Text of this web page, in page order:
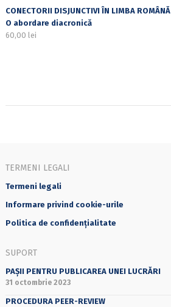
CONECTORII DISJUNCTIVI ÎN LIMBA ROMÂNĂ
O abordare diacronică
60,00 lei
TERMENI LEGALI
Termeni legali
Informare privind cookie-urile
Politica de confidențialitate
SUPORT
PAȘII PENTRU PUBLICAREA UNEI LUCRĂRI
31 octombrie 2023
PROCEDURA PEER-REVIEW